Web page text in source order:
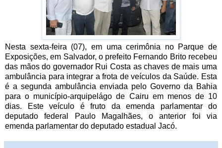
Nesta sexta-feira (07), em uma cerimônia no Parque de
Exposições, em Salvador, o prefeito Fernando Brito recebeu
das mãos do governador Rui Costa as chaves de mais uma
ambulância para integrar a frota de veículos da Saúde. Esta
é a segunda ambulância enviada pelo Governo da Bahia
para o município-arquipelágo de Cairu em menos de 10
dias. Este veículo é fruto da emenda parlamentar do
deputado federal Paulo Magalhães, o anterior foi via
emenda parlamentar do deputado estadual Jacó.